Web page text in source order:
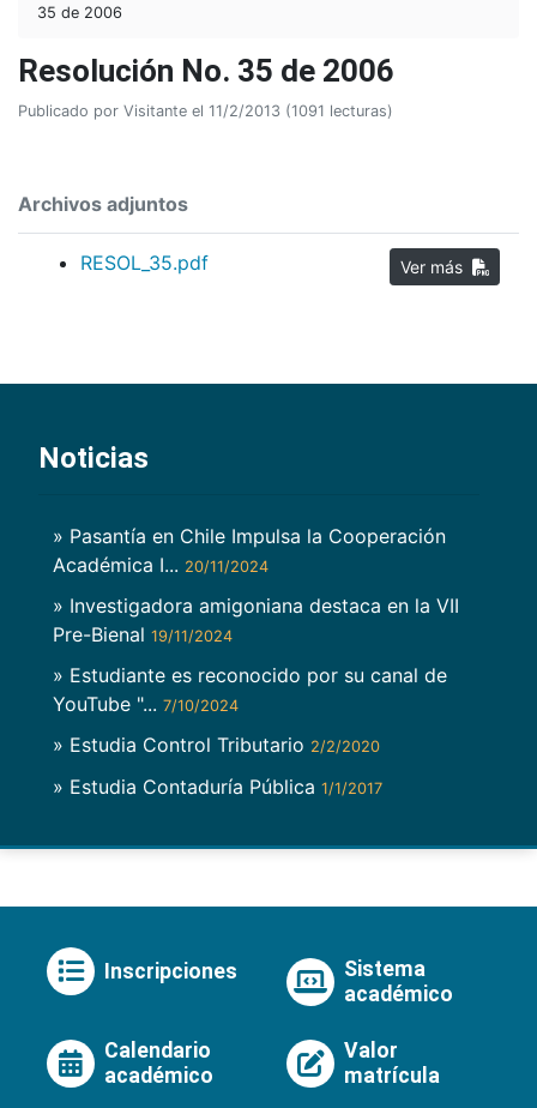
35 de 2006
Resolución No. 35 de 2006
Publicado por Visitante el 11/2/2013 (1091 lecturas)
Archivos adjuntos
RESOL_35.pdf
Noticias
» Pasantía en Chile Impulsa la Cooperación
Académica I... 20/11/2024
» Investigadora amigoniana destaca en la VII
Pre-Bienal 19/11/2024
» Estudiante es reconocido por su canal de
YouTube "... 7/10/2024
» Estudia Control Tributario 2/2/2020
» Estudia Contaduría Pública 1/1/2017
Inscripciones
Sistema
académico
Calendario
académico
Valor
matrícula